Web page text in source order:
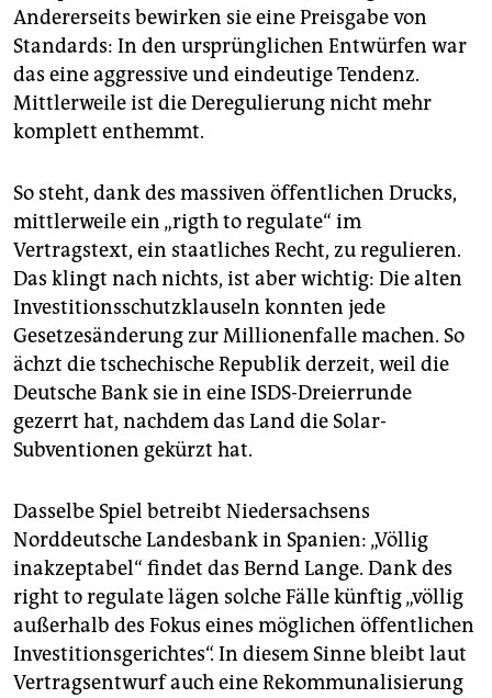
Andererseits bewirken sie eine Preisgabe von
Standards: In den ursprünglichen Entwürfen war
das eine aggressive und eindeutige Tendenz.
Mittlerweile ist die Deregulierung nicht mehr
komplett enthemmt.
So steht, dank des massiven öffentlichen Drucks,
mittlerweile ein „rigth to regulate“ im
Vertragstext, ein staatliches Recht, zu regulieren.
Das klingt nach nichts, ist aber wichtig: Die alten
Investitionsschutzklauseln konnten jede
Gesetzesänderung zur Millionenfalle machen. So
ächzt die tschechische Republik derzeit, weil die
Deutsche Bank sie in eine ISDS-Dreierrunde
gezerrt hat, nachdem das Land die Solar-
Subventionen gekürzt hat.
Dasselbe Spiel betreibt Niedersachsens
Norddeutsche Landesbank in Spanien: „Völlig
inakzeptabel“ findet das Bernd Lange. Dank des
right to regulate lägen solche Fälle künftig „völlig
außerhalb des Fokus eines möglichen öffentlichen
Investitionsgerichtes“. In diesem Sinne bleibt laut
Vertragsentwurf auch eine Rekommunalisierung